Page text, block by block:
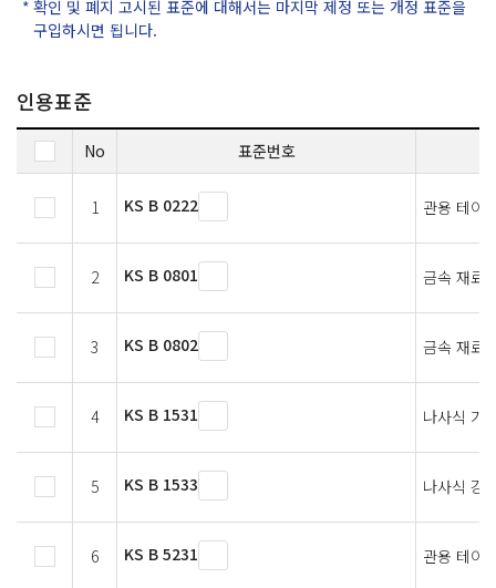
확인 및 폐지 고시된 표준에 대해서는 마지막 제정 또는 개정 표준을
구입하시면 됩니다.
인용표준
No 표준번호
1 KS B 0222 관용 테이
2 KS B 0801 금속 재료
3 KS B 0802 금속 재료
4 KS B 1531 나사식 가
5 KS B 1533 나사식 강
6 KS B 5231 관용 테이